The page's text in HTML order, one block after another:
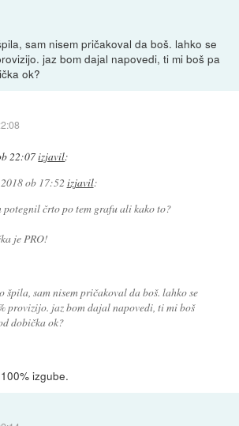
sam nisem pričakoval da boš. lahko se
jaz bom dajal napovedi, ti mi boš pa
ok?
22:07izjavil:
ob 17:52 izjavil:
potegnil črto po tem grafu ali kako to?
je PRO!
špila, sam nisem pričakoval da boš. lahko se
provizijo. jaz bom dajal napovedi, ti mi boš
dobička ok?
izgube.